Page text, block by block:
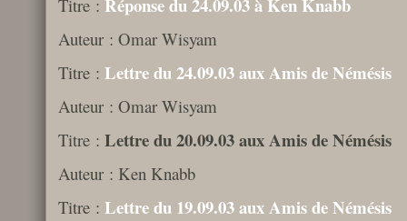
Titre : Réponse du 24.09.03 à Ken Knabb
Auteur : Omar Wisyam
Titre : Lettre du 24.09.03 aux Amis de Némésis
Auteur : Omar Wisyam
Titre : Lettre du 20.09.03 aux Amis de Némésis
Auteur : Ken Knabb
Titre : Lettre du 19.09.03 aux Amis de Némésis